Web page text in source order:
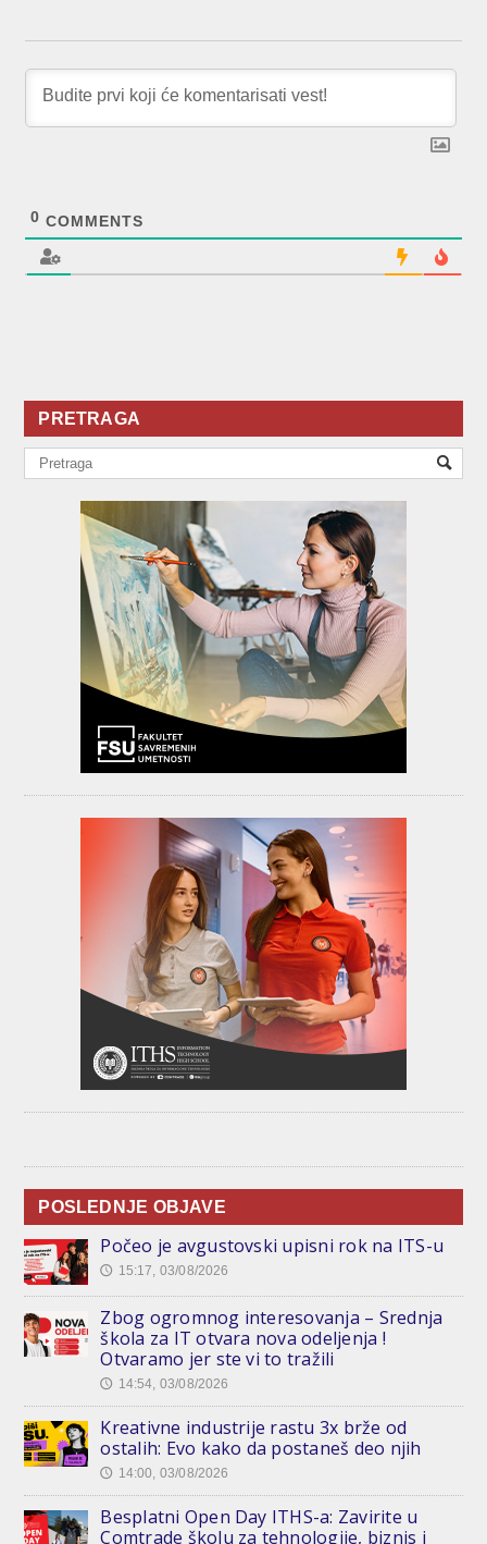
0 COMMENTS
PRETRAGA
POSLEDNJE OBJAVE
Počeo je avgustovski upisni rok na ITS-u
🕔 15:17, 03/08/2026
Zbog ogromnog interesovanja – Srednja
škola za IT otvara nova odeljenja !
Otvaramo jer ste vi to tražili
🕔 14:54, 03/08/2026
Kreativne industrije rastu 3x brže od
ostalih: Evo kako da postaneš deo njih
🕔 14:00, 03/08/2026
Besplatni Open Day ITHS-a: Zavirite u
Comtrade školu za tehnologije, biznis i